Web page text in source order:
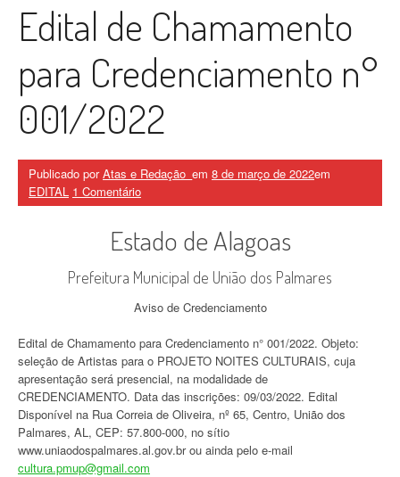
Edital de Chamamento
para Credenciamento n°
001/2022
Publicado porAtas e Redação_ em 8 de março de 2022em
EDITAL 1 Comentário
Estado de Alagoas
Prefeitura Municipal de União dos Palmares
Aviso de Credenciamento
Edital de Chamamento para Credenciamento n° 001/2022. Objeto:
seleção de Artistas para o PROJETO NOITES CULTURAIS, cuja
apresentação será presencial, na modalidade de
CREDENCIAMENTO. Data das inscrições: 09/03/2022. Edital
Disponível na Rua Correia de Oliveira, nº 65, Centro, União dos
Palmares, AL, CEP: 57.800-000, no sítio
www.uniaodospalmares.al.gov.br ou ainda pelo e-mail
cultura.pmup@gmail.com